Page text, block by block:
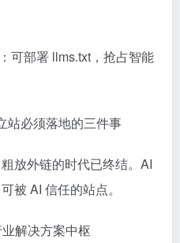
可部署 llms.txt，抢占智能
站必须落地的三件事
放外链的时代已终结。AI
被 AI 信任的站点。
解决方案中枢